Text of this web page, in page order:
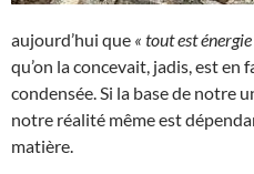
aujourd’hui que « tout est énergie
qu’on la concevait, jadis, est en
condensée. Si la base de notre
notre réalité même est
matière.